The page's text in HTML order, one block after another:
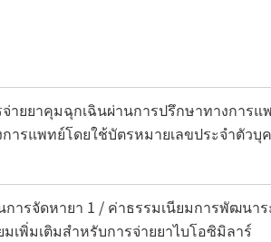
ายยาคุมฉุกเฉินผ่านการปรึกษาทางการแ
ารแพทย์โดยใช้บัตรหมายเลขประจำตัวบุ
ารจัดหายา 1 / ค่าธรรมเนียมการพัฒนา
เพิ่มเติมสำหรับการจ่ายยาไบโอซิมิลาร์